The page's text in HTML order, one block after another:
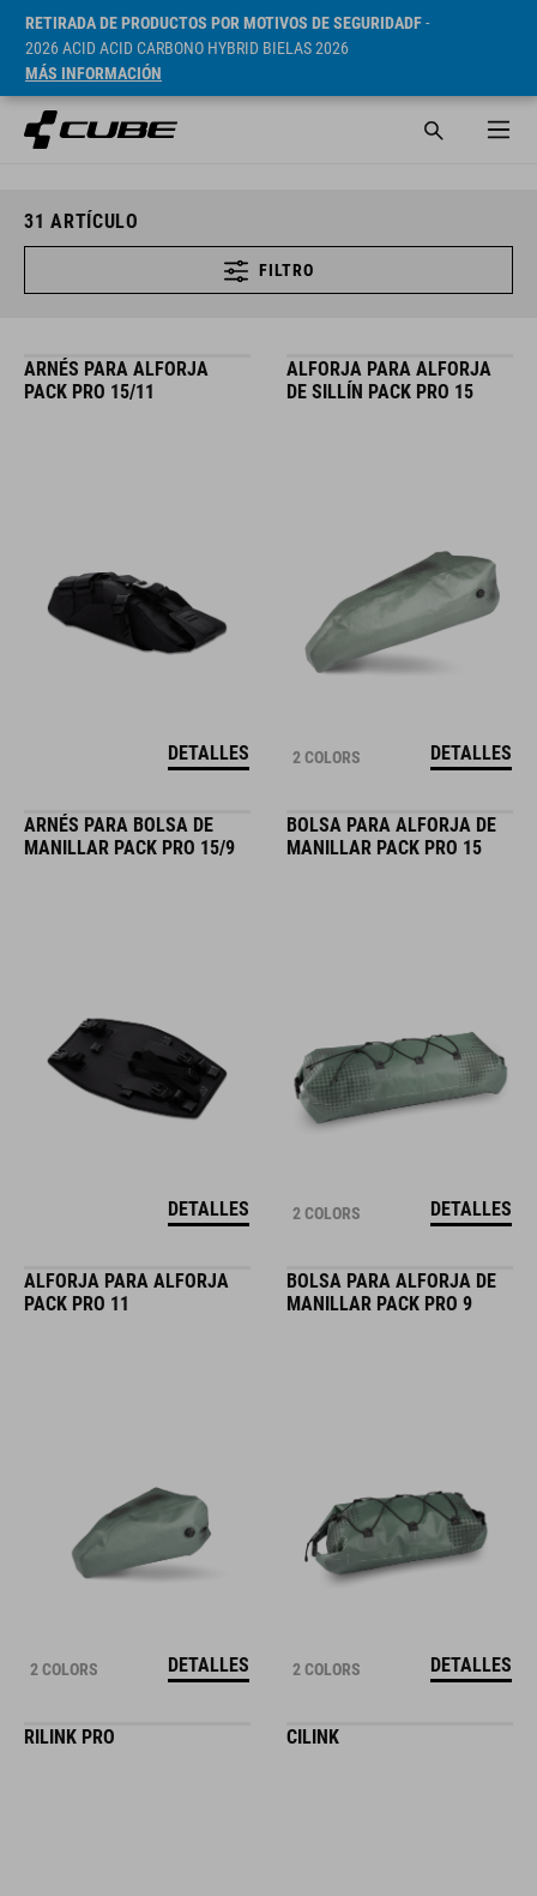
RETIRADA DE PRODUCTOS POR MOTIVOS DE SEGURIDADF-
2026 ACID ACID CARBONO HYBRID BIELAS 2026
MÁS INFORMACIÓN
31 ARTÍCULO
FILTRO
ARNÉS PARA ALFORJA
PACK PRO 15/11
DETALLES
ALFORJA PARA ALFORJA
DE SILLÍN PACK PRO 15
2 COLORS DETALLES
ARNÉS PARA BOLSA DE
MANILLAR PACK PRO 15/9
DETALLES
BOLSA PARA ALFORJA DE
MANILLAR PACK PRO 15
2 COLORS DETALLES
ALFORJA PARA ALFORJA
PACK PRO 11
2 COLORS DETALLES
BOLSA PARA ALFORJA DE
MANILLAR PACK PRO 9
2 COLORS DETALLES
RILINK PRO CILINK